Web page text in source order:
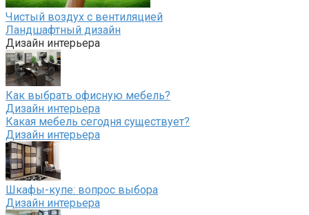
Чистый воздух с вентиляцией
Ландшафтный дизайн
Дизайн интерьера
Как выбрать офисную мебель?
Дизайн интерьера
Какая мебель сегодня существует?
Дизайн интерьера
Шкафы-купе: вопрос выбора
Дизайн интерьера